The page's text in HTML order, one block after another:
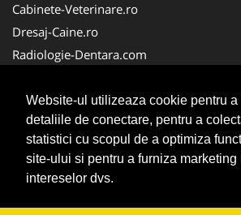
Website-ul utilizeaza cookie pentru a
detaliile de conectare, pentru a
statistici cu scopul de a optimiza
site-ului si pentru a furniza marketing
intereselor dvs.
Cabinete-Veterinare.ro
Dresaj-Caine.ro
Radiologie-Dentara.com
Cabinet-Individual.ro
Medic-Bun.com
Oftalmologul.ro
Stomatologul.com